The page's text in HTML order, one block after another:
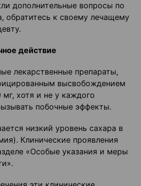
дополнительные вопросы по
обратитесь к своему лечащему
действие
лекарственные препараты,
высвобождением
хотя и не у каждого
побочные эффекты.
низкий уровень сахара в
Клинические проявления
«Особые указания и меры